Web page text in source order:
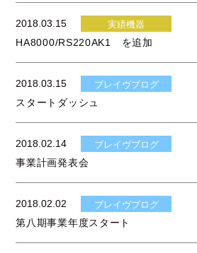
2018.03.15 実績機器
HA8000/RS220AK1 を追加
2018.03.15 ブレイヴブログ
スタートダッシュ
2018.02.14 ブレイヴブログ
事業計画発表会
2018.02.02 ブレイヴブログ
第八期事業年度スタート